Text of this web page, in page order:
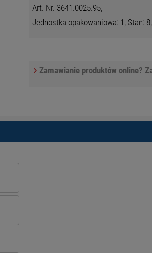
Art.-Nr. 3641.0025.95,
Jednostka opakowaniowa: 1, Stan:
Zamawianie produktów online?